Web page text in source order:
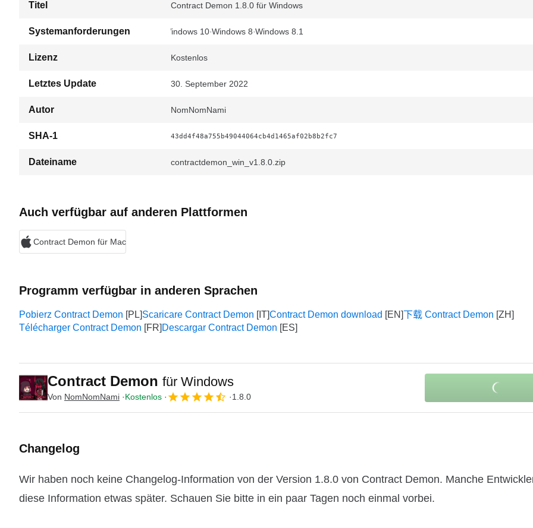
Titel Contract Demon 1.8.0 für Windows
Systemanforderungen Windows 10 Windows 8 Windows 8.1
Lizenz Kostenlos
Letztes Update 30. September 2022
Autor NomNomNami
SHA-1 43dd4f48a755b49044064cb4d1465af02b8b2fc7
Dateiname contractdemon_win_v1.8.0.zip
Auch verfügbar auf anderen Plattformen
Contract Demon für Mac
Programm verfügbar in anderen Sprachen
Pobierz Contract Demon Scaricare Contract Demon Contract Demon download
下载 Contract Demon
Télécharger Contract Demon
Descargar Contract Demon
Contract Demon für Windows
Von NomNomNami Kostenlos 1.8.0
Changelog
Wir haben noch keine Changelog-Information von der Version 1.8.0 von Contract Demon. Manche
diese Information etwas später. Schauen Sie bitte in ein paar Tagen noch einmal vorbei.